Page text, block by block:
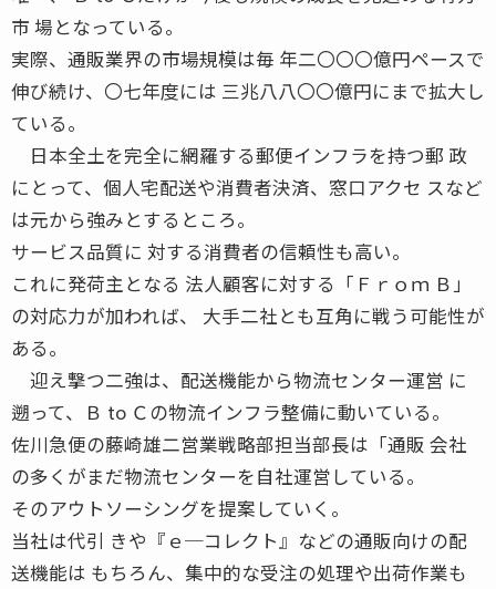
市 場となっている。
実際、通販業界の市場規模は毎 年二〇〇〇億円ペースで
伸び続け、〇七年度には 三兆八八〇〇億円にまで拡大し
ている。
日本全土を完全に網羅する郵便インフラを持つ郵 政
にとって、個人宅配送や消費者決済、窓口アクセ スなど
は元から強みとするところ。
サービス品質に 対する消費者の信頼性も高い。
これに発荷主となる 法人顧客に対する「Ｆｒｏｍ Ｂ」
の対応力が加われば、 大手二社とも互角に戦う可能性が
ある。
迎え撃つ二強は、配送機能から物流センター運営 に
遡って、Ｂ to Ｃの物流インフラ整備に動いている。
佐川急便の藤崎雄二営業戦略部担当部長は「通販 会社
の多くがまだ物流センターを自社運営している。
そのアウトソーシングを提案していく。
当社は代引 きや『ｅ─コレクト』などの通販向けの配
送機能は もちろん、集中的な受注の処理や出荷作業も